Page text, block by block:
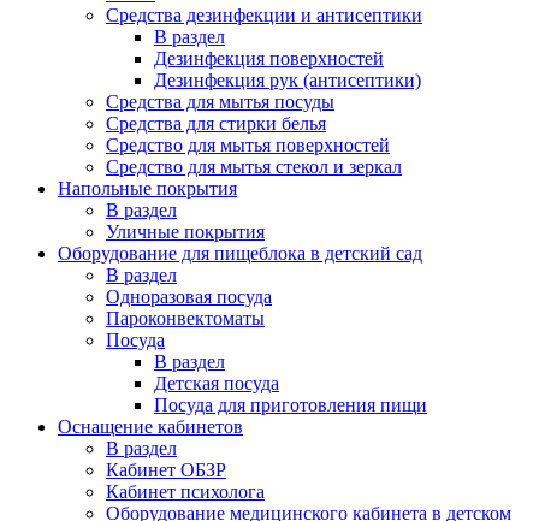
Средства дезинфекции и антисептики
В раздел
Дезинфекция поверхностей
Дезинфекция рук (антисептики)
Средства для мытья посуды
Средства для стирки белья
Средство для мытья поверхностей
Средство для мытья стекол и зеркал
Напольные покрытия
В раздел
Уличные покрытия
Оборудование для пищеблока в детский сад
В раздел
Одноразовая посуда
Пароконвектоматы
Посуда
В раздел
Детская посуда
Посуда для приготовления пищи
Оснащение кабинетов
В раздел
Кабинет ОБЗР
Кабинет психолога
Оборудование медицинского кабинета в детском